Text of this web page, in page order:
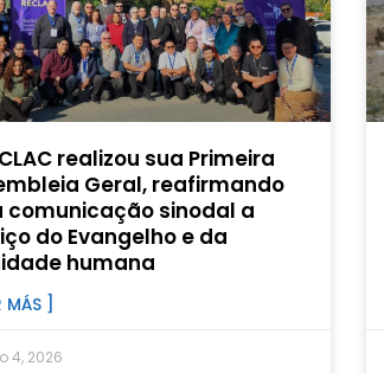
realizou sua Primeira
Geral, reafirmando
comunicação sinodal a
do Evangelho e da
humana
MÁS ]
4, 2026